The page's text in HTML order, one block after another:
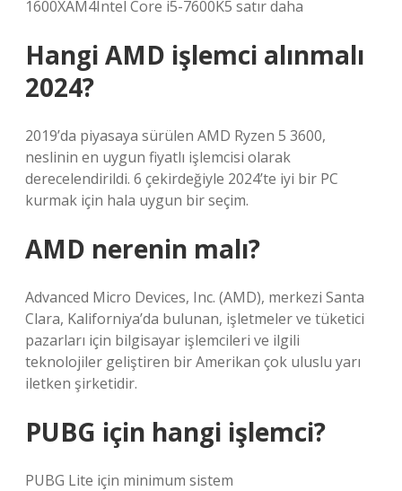
1600XAM4Intel Core i5-7600K5 satır daha
Hangi AMD işlemci alınmalı
2024?
2019’da piyasaya sürülen AMD Ryzen 5 3600,
neslinin en uygun fiyatlı işlemcisi olarak
derecelendirildi. 6 çekirdeğiyle 2024’te iyi bir PC
kurmak için hala uygun bir seçim.
AMD nerenin malı?
Advanced Micro Devices, Inc. (AMD), merkezi Santa
Clara, Kaliforniya’da bulunan, işletmeler ve tüketici
pazarları için bilgisayar işlemcileri ve ilgili
teknolojiler geliştiren bir Amerikan çok uluslu yarı
iletken şirketidir.
PUBG için hangi işlemci?
PUBG Lite için minimum sistem